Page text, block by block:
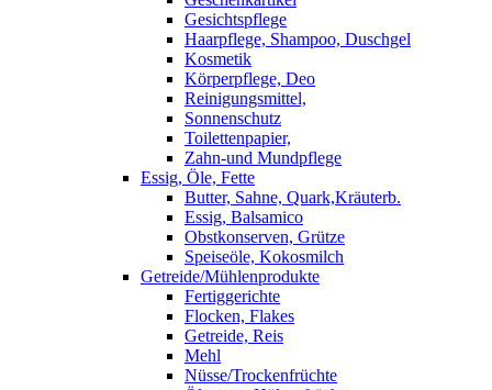
Gesichtspflege
Haarpflege, Shampoo, Duschgel
Kosmetik
Körperpflege, Deo
Reinigungsmittel,
Sonnenschutz
Toilettenpapier,
Zahn-und Mundpflege
Essig, Öle, Fette
Butter, Sahne, Quark,Kräuterb.
Essig, Balsamico
Obstkonserven, Grütze
Speiseöle, Kokosmilch
Getreide/Mühlenprodukte
Fertiggerichte
Flocken, Flakes
Getreide, Reis
Mehl
Nüsse/Trockenfrüchte